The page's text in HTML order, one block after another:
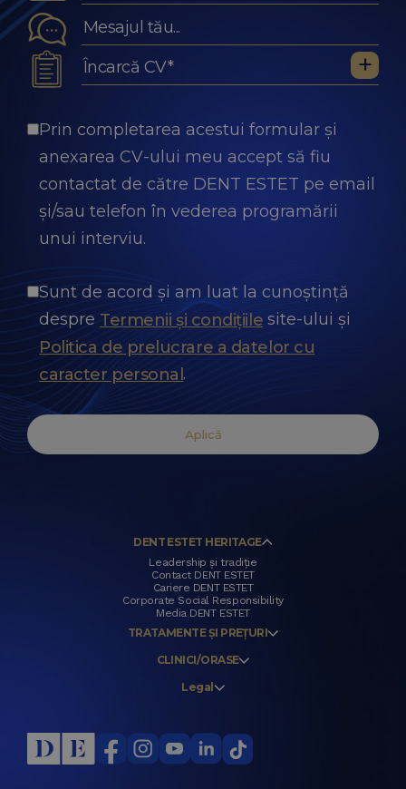
Încarcă CV*
Prin completarea acestui formular și
anexarea CV-ului meu accept să fiu
contactat de către DENT ESTET pe email
și/sau telefon în vederea programării
unui interviu.
Sunt de acord și am luat la cunoștință
despre Termenii și condițiile site-ului și
Politica de prelucrare a datelor cu
caracter personal.
Aplică
DENT ESTET HERITAGE
Leadership și tradiție
Contact DENT ESTET
Cariere DENT ESTET
Corporate Social Responsibility
Media DENT ESTET
TRATAMENTE ȘI PREȚURI
CLINICI/ORASE
Legal